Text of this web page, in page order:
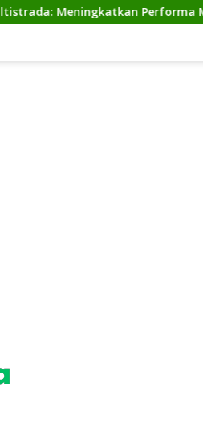
Performa Motor Anda